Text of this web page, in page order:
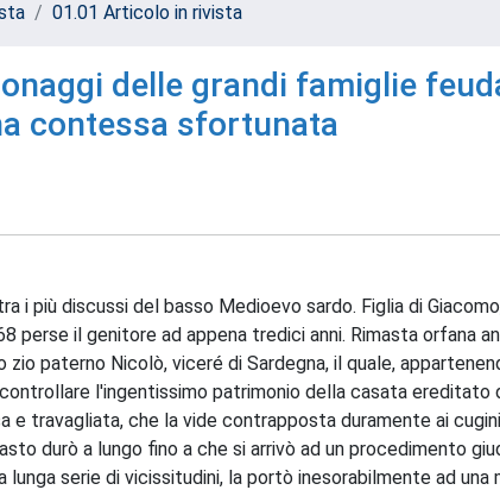
01.01 Articolo in rivista
delle grandi famiglie
contessa sfortunata
i più discussi del basso Medioevo sardo. Figlia di
perse il genitore ad appena tredici anni. Rimasta orfana
paterno Nicolò, viceré di Sardegna, il quale,
l'ingentissimo patrimonio della casata ereditato
e travagliata, che la vide contrapposta duramente ai
durò a lungo fino a che si arrivò ad un procedimento
lunga serie di vicissitudini, la portò inesorabilmente ad